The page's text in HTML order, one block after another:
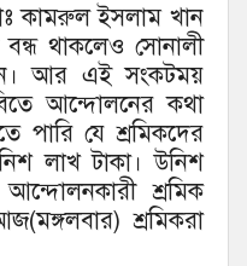
কামরুল ইসলাম খান
থাকলেও সোনালী
আর এই সংকটময়
আন্দোলনের কথা
পারি যে শ্রমিকদের
লাখ টাকা। উনিশ
শ্রমিক
শ্রমিকরা